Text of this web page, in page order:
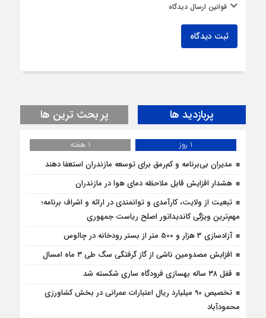
قوانین ارسال دیدگاه
ثبت دیدگاه
پربازدید ها پر بحث ترین ها
1 روز
1 هفته
مدیران بی‌برنامه و کم‌رمق برای توسعه مازندران استعفا دهند
هشدار افزایش قابل ملاحظه دمای هوا در مازندران
تبعیت از ولایت، کارآمدی و توانمندی در ارائه و اشراف برنامه؛
مهم‌ترین ویژگی کاندیداتور اصلح ریاست جمهوری
آزادسازی 3 هزار و 500 متر از بستر رودخانه در چالوس
افزایش مصدومین ناشی از گاز گرفتگی سگ طی ۳ ماه امسال
قفل ۳۸ ساله بهسازی فرودگاه ساری شکسته شد
تخصیص 90 میلیارد ریال اعتبارات عمرانی در بخش کشاورزی
محمودآباد